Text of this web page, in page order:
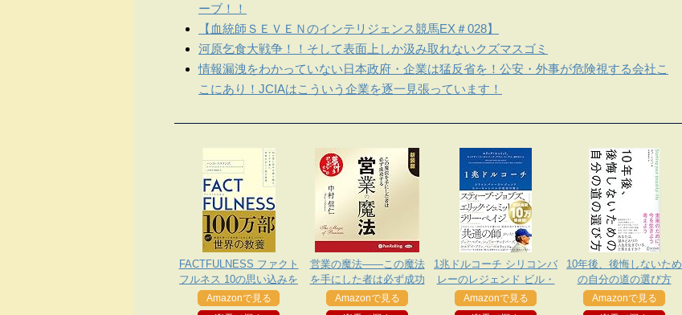
ーブ！！
【血統師ＳＥＶＥＮのインテリジェンス競馬EX＃028】
河原乞食大戦争！！そして表面上しか汲み取れないクズマスゴミ
情報漏洩をわかっていない日本政府・企業は猛反省を！公安・外事が危険視する会社こ
こにあり！JCIAはこういう企業を逐一見張っています！
FACTFULNESS ファクト
フルネス 10の思い込みを
乗り越え、データを基に
世界を正しく見る習慣
Amazonで見る
営業の魔法――この魔法
を手にした者は必ず成功
する
Amazonで見る
1兆ドルコーチ シリコンバ
レーのレジェンド ビル・
キャンベルの成功の教え
Amazonで見る
10年後、後悔しないため
の自分の道の選び方
Amazonで見る